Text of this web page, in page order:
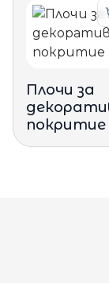
Плочи за
покритие